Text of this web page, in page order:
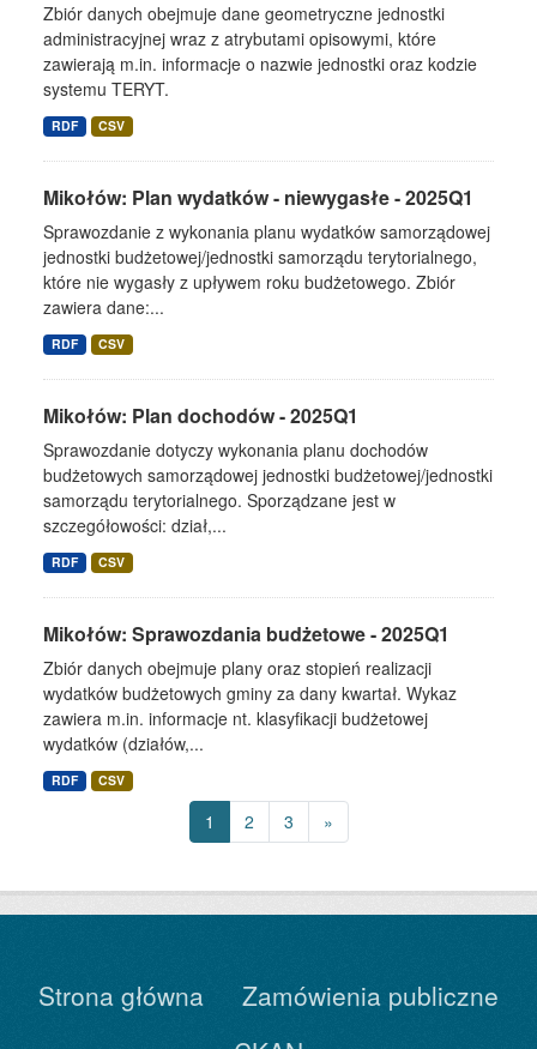
Zbiór danych obejmuje dane geometryczne jednostki
administracyjnej wraz z atrybutami opisowymi, które
zawierają m.in. informacje o nazwie jednostki oraz kodzie
systemu TERYT.
RDF CSV
Mikołów: Plan wydatków - niewygasłe - 2025Q1
Sprawozdanie z wykonania planu wydatków samorządowej
jednostki budżetowej/jednostki samorządu terytorialnego,
które nie wygasły z upływem roku budżetowego. Zbiór
zawiera dane:...
RDF CSV
Mikołów: Plan dochodów - 2025Q1
Sprawozdanie dotyczy wykonania planu dochodów
budżetowych samorządowej jednostki budżetowej/jednostki
samorządu terytorialnego. Sporządzane jest w
szczegółowości: dział,...
RDF CSV
Mikołów: Sprawozdania budżetowe - 2025Q1
Zbiór danych obejmuje plany oraz stopień realizacji
wydatków budżetowych gminy za dany kwartał. Wykaz
zawiera m.in. informacje nt. klasyfikacji budżetowej
wydatków (działów,...
RDF CSV
1 2 3 »
Strona główna
Zamówienia publiczne